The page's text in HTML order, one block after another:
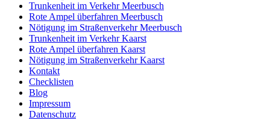
Trunkenheit im Verkehr Meerbusch
Rote Ampel überfahren Meerbusch
Nötigung im Straßenverkehr Meerbusch
Trunkenheit im Verkehr Kaarst
Rote Ampel überfahren Kaarst
Nötigung im Straßenverkehr Kaarst
Kontakt
Checklisten
Blog
Impressum
Datenschutz